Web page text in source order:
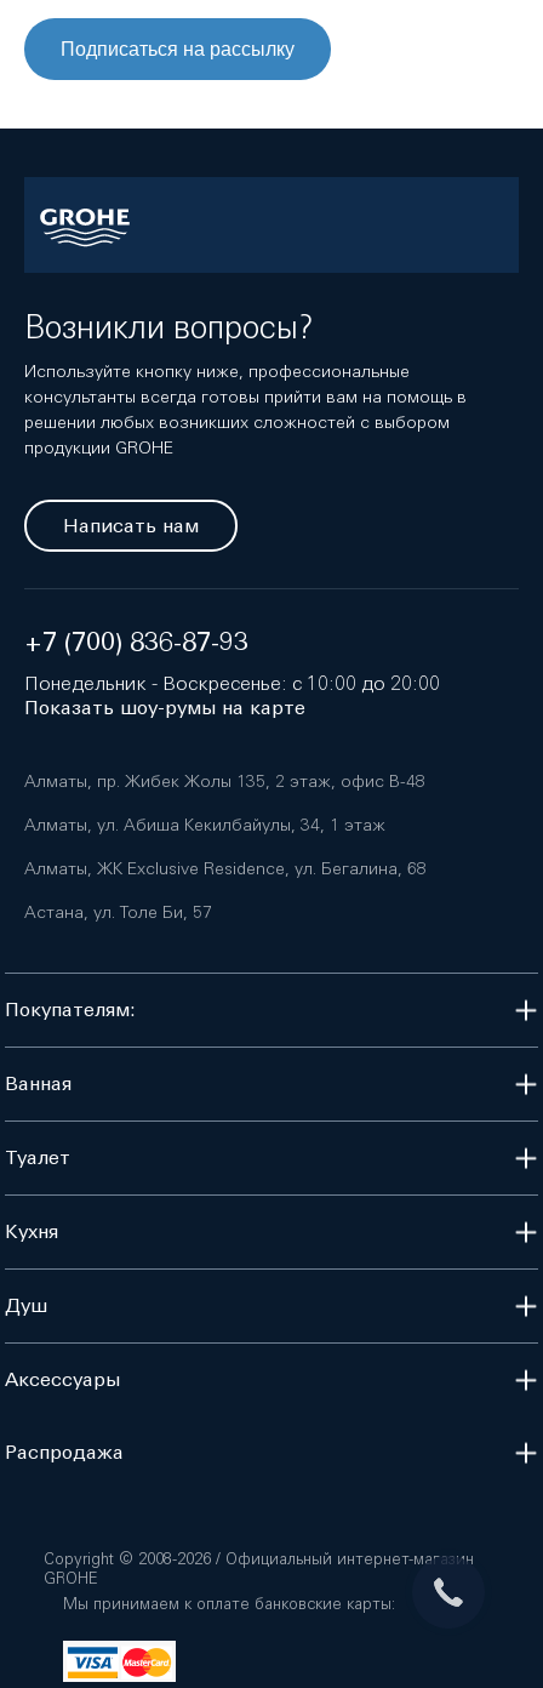
Подписаться на рассылку
Возникли вопросы?
Используйте кнопку ниже, профессиональные
консультанты всегда готовы прийти вам на помощь в
решении любых возникших сложностей с выбором
продукции GROHE
Написать нам
+7 (700) 836-87-93
Понедельник - Воскресенье: с 10:00 до 20:00
Показать шоу-румы на карте
Алматы, пр. Жибек Жолы 135, 2 этаж, офис B-48
Алматы, ул. Абиша Кекилбайулы, 34, 1 этаж
Алматы, ЖК Exclusive Residence, ул. Бегалина, 68
Астана, ул. Толе Би, 57
Покупателям:
Ванная
Туалет
Кухня
Душ
Аксессуары
Распродажа
Copyright © 2008-2026 / Официальный интернет-магазин
GROHE
Мы принимаем к оплате банковские карты: